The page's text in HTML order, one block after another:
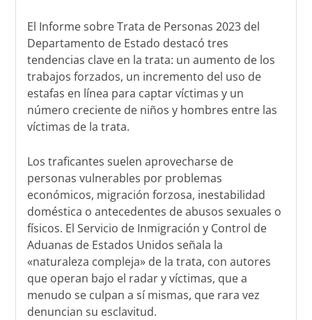
El Informe sobre Trata de Personas 2023 del
Departamento de Estado destacó tres
tendencias clave en la trata: un aumento de los
trabajos forzados, un incremento del uso de
estafas en línea para captar víctimas y un
número creciente de niños y hombres entre las
víctimas de la trata.
Los traficantes suelen aprovecharse de
personas vulnerables por problemas
económicos, migración forzosa, inestabilidad
doméstica o antecedentes de abusos sexuales o
físicos. El Servicio de Inmigración y Control de
Aduanas de Estados Unidos señala la
«naturaleza compleja» de la trata, con autores
que operan bajo el radar y víctimas, que a
menudo se culpan a sí mismas, que rara vez
denuncian su esclavitud.